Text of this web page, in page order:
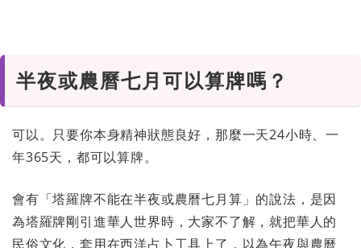
半夜或農曆七月可以算牌嗎？
可以。只要你本身精神狀態良好，那麼一天24小時、一
年365天，都可以算牌。
會有「塔羅牌不能在半夜或農曆七月算」的說法，是因
為塔羅牌剛引進華人世界時，大家不了解，就把華人的
民俗文化，套用在西洋占卜工具上了，以為午夜與農曆